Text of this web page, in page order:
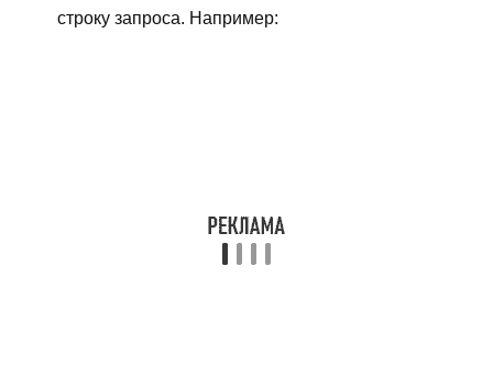
строку запроса. Например: